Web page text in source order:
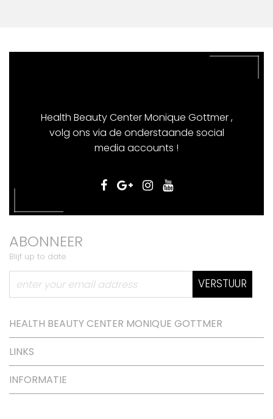
Health Beauty Center Monique Gottmer ,
volg ons via de onderstaande social
media accounts !
ABONNEER
Blijf up to date
VERSTUUR
HEALTH BEAUTY CENTER MONIQUE GOTTMER
LINKS
INFORMATIE